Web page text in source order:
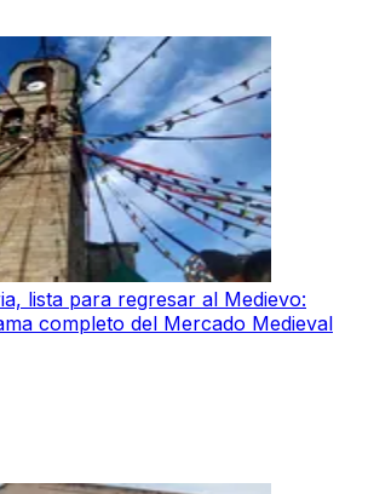
lista para regresar al Medievo:
completo del Mercado Medieval